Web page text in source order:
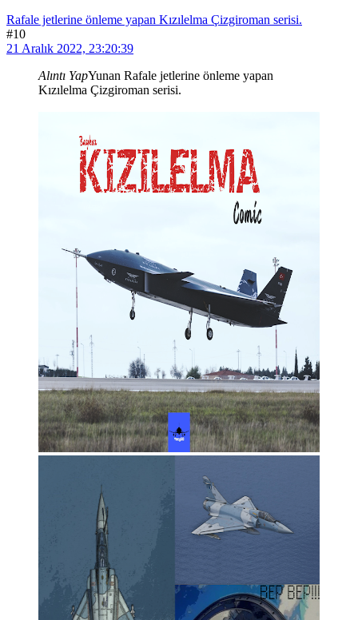
Rafale jetlerine önleme yapan Kızılelma Çizgiroman serisi.
#10
21 Aralık 2022, 23:20:39
Alıntı YapYunan Rafale jetlerine önleme yapan
Kızılelma Çizgiroman serisi.